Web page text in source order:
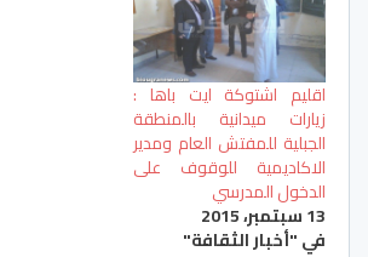
اقليم اشتوكة ايت باها :
زيارات ميدانية بالمنطقة
الجبلية للمفتش العام ومدير
الاكاديمية للوقوف على
الدخول المدرسي
13 سبتمبر، 2015
في "أخبار الثقافة"